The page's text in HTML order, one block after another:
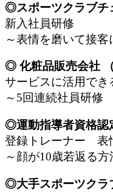
◎スポーツクラブチ
新入社員研修
～表情を磨いて接
◎ 化粧品販売会社
サービスに活用でき
～5回連続社員研修
◎運動指導者資格
登録トレーナー 表
～顔が10歳若返る方
◎大手スポーツク